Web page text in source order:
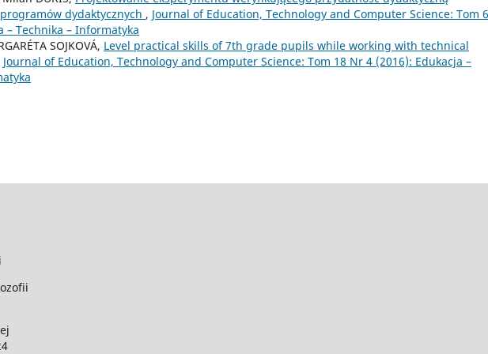
dydaktycznych , Journal of Education, Technology and Computer Science: Tom
– Technika – Informatyka
SOJKOVÁ, Level practical skills of 7th grade pupils while working with technical
Journal of Education, Technology and Computer Science: Tom 18 Nr 4 (2016): Edukacja –